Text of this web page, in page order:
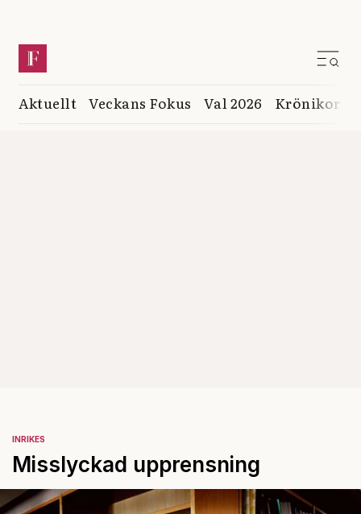
Aktuellt Veckans Fokus Val 2026 Krönikor
INRIKES
Misslyckad upprensning